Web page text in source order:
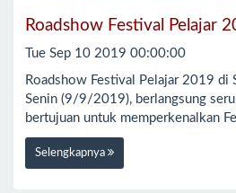
Roadshow Festival Pelajar
Tue Sep 10 2019 00:00:00
Roadshow Festival Pelajar 2019 di
Senin (9/9/2019), berlangsung
bertujuan untuk memperkenalkan
Selengkapnya